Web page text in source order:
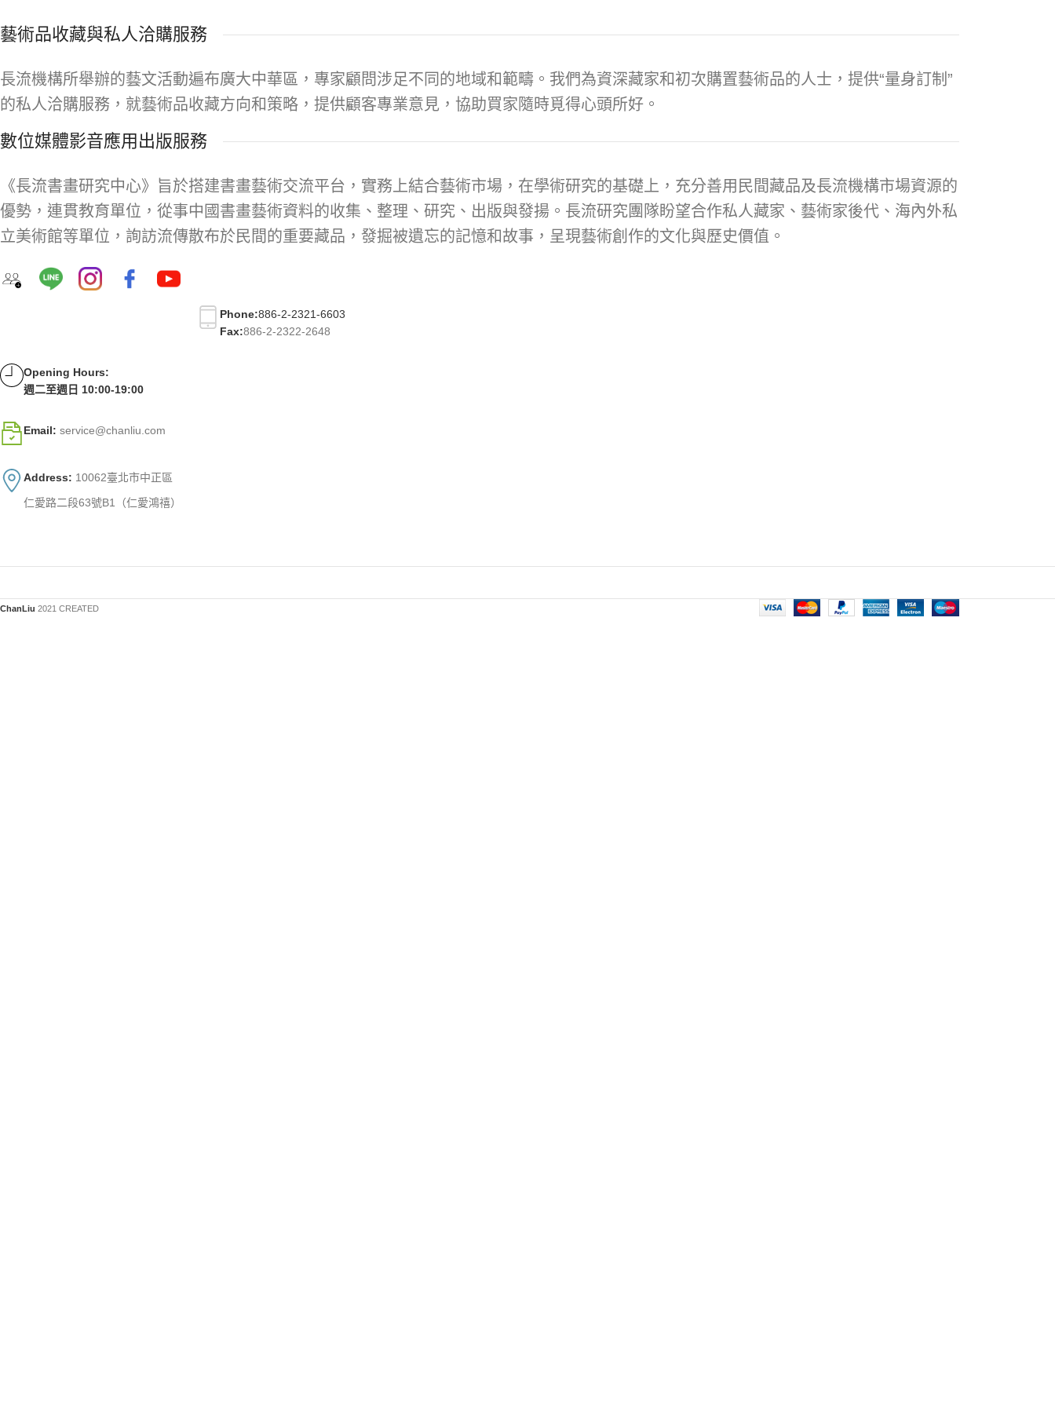
藝術品收藏與私人洽購服務
長流機構所舉辦的藝文活動遍布廣大中華區，專家顧問涉足不同的地域和範疇。我們為資深藏家和初次購置藝術品的人士，提供“量身訂制”
的私人洽購服務，就藝術品收藏方向和策略，提供顧客專業意見，協助買家隨時覓得心頭所好。
數位媒體影音應用出版服務
《長流書畫研究中心》旨於搭建書畫藝術交流平台，實務上結合藝術市場，在學術研究的基礎上，充分善用民間藏品及長流機構市場資源的
優勢，連貫教育單位，從事中國書畫藝術資料的收集、整理、研究、出版與發揚。長流研究團隊盼望合作私人藏家、藝術家後代、海內外私
立美術館等單位，詢訪流傳散布於民間的重要藏品，發掘被遺忘的記憶和故事，呈現藝術創作的文化與歷史價值。
Phone:886-2-2321-6603
Fax:886-2-2322-2648
Opening Hours:
週二至週日 10:00-19:00
Email: service@chanliu.com
Address: 10062臺北市中正區
仁愛路二段63號B1（仁愛鴻禧）
ChanLiu 2021 CREATED